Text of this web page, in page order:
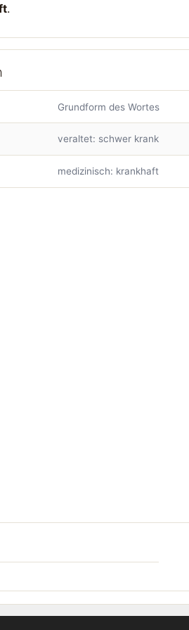
.
Grundform des Wortes
veraltet: schwer krank
medizinisch: krankhaft